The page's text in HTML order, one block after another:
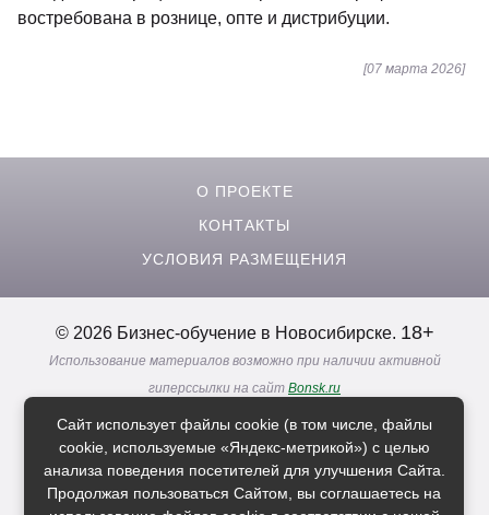
востребована в рознице, опте и дистрибуции.
[07 марта 2026]
О ПРОЕКТЕ
КОНТАКТЫ
УСЛОВИЯ РАЗМЕЩЕНИЯ
© 2026 Бизнес-обучение в Новосибирске. 18+
Использование материалов возможно при наличии активной
гиперссылки на сайт Bonsk.ru
Реклама. Информация о рекламодателях по ссылкам
Политика в отношении обработки персональных данных
Сайт использует файлы cookie (в том числе, файлы
cookie, используемые «Яндекс-метрикой») с целью
анализа поведения посетителей для улучшения Сайта.
Продолжая пользоваться Сайтом, вы соглашаетесь на